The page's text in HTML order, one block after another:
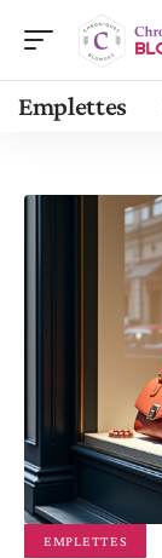
Emplettes
EMPLETTES